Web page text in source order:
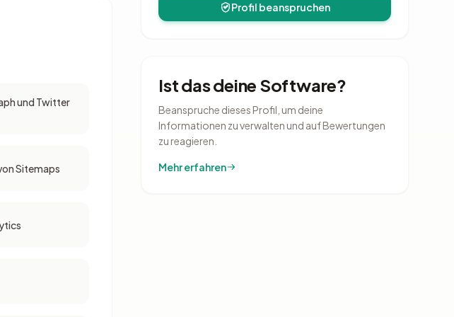
und Twitter
Sitemaps
Profil beanspruchen
Ist das deine Software?
Beanspruche dieses Profil, um deine
Informationen zu verwalten und auf Bewertungen
zu reagieren.
Mehr erfahren